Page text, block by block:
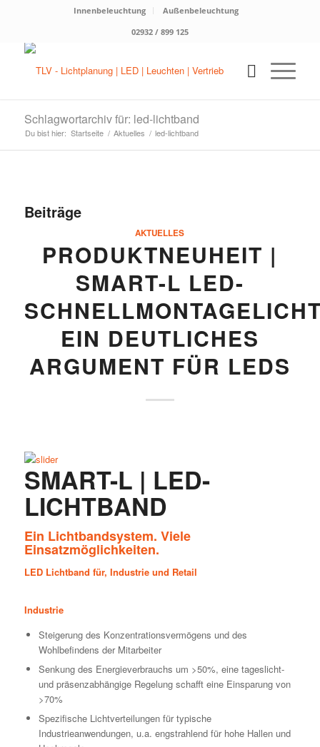
Innenbeleuchtung
Außenbeleuchtung
02932 / 899 125
Schlagwortarchiv für: led-lichtband
Du bist hier: Startseite / Aktuelles / led-lichtband
Beiträge
AKTUELLES
PRODUKTNEUHEIT |
SMART-L LED-
EIN DEUTLICHES
ARGUMENT FÜR LEDS
SMART-L | LED-
LICHTBAND
Ein Lichtbandsystem. Viele
Einsatzmöglichkeiten.
LED Lichtband für, Industrie und Retail
Industrie
Steigerung des Konzentrationsvermögens und des
Wohlbefindens der Mitarbeiter
Senkung des Energieverbrauchs um >50%, eine tageslicht-
und präsenzabhängige Regelung schafft eine Einsparung von
>70%
Spezifische Lichtverteilungen für typische
Industrieanwendungen, u.a. engstrahlend für hohe Hallen und